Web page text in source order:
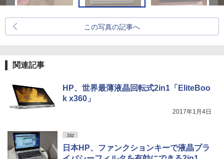
この写真の記事へ
関連記事
HP、世界最薄液晶回転式2in1「EliteBoo
k x360」
2017年1月4日
.biz
日本HP、ファンクションキーで液晶プラ